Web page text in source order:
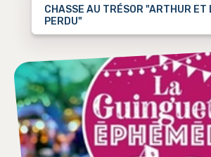
CHASSE AU TRÉSOR "ARTHUR ET
PERDU"